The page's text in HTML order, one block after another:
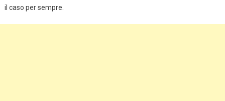
il caso per sempre.